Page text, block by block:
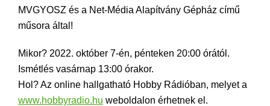
MVGYOSZ és a Net-Média Alapítvány Gépház című
műsora által!
Mikor? 2022. október 7-én, pénteken 20:00 órától.
Ismétlés vasárnap 13:00 órakor.
Hol? Az online hallgatható Hobby Rádióban, melyet a
www.hobbyradio.hu weboldalon érhetnek el.